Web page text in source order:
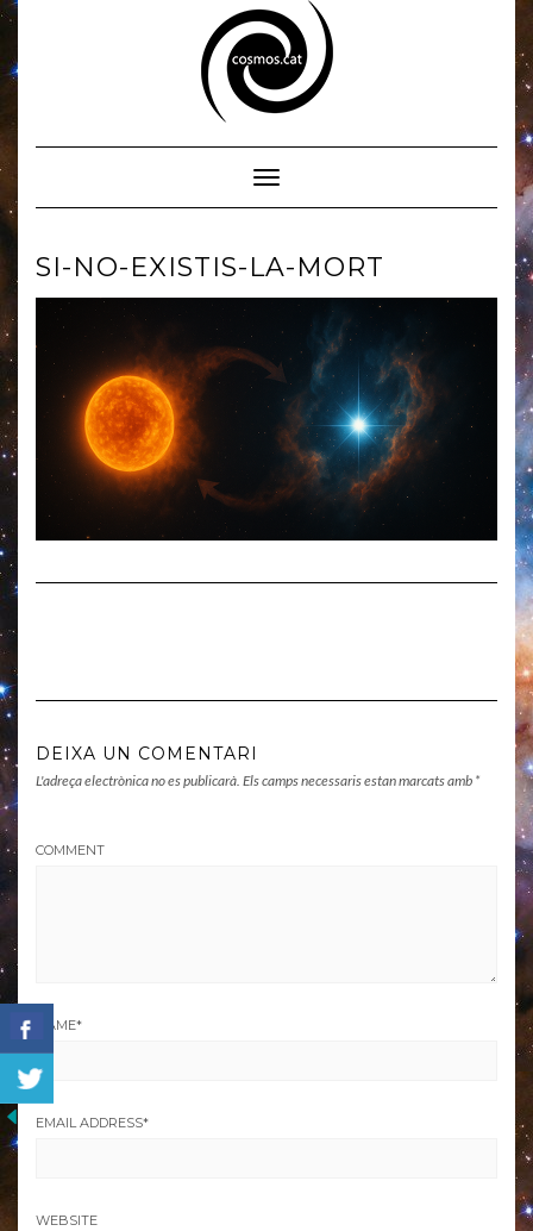
Skip
Toggle Navigation
SI-NO-EXISTIS-LA-MORT
DEIXA UN COMENTARI
L'adreça electrònica no es publicarà. Els camps necessaris estan marcats amb *
COMMENT
NAME*
EMAIL ADDRESS*
WEBSITE